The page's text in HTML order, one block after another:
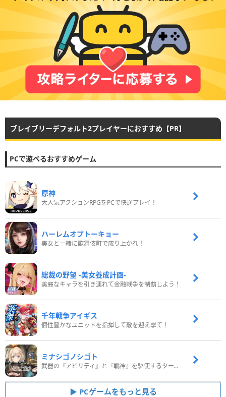
ブレイブリーデフォルト2プレイヤーにおすすめ【PR】
PCで遊べるおすすめゲーム
原神
大人気アクションRPGをPCで快適プレイ！
ハーレムオブトーキョー
美女と一緒に歌舞伎町で成り上がれ！
総裁の野望 -美女養成計画-
美麗なキャラを引き連れて金融戦争を制覇しよう！
千年戦争アイギス
個性豊かなユニットを指揮して敵を迎え撃て！
ミナシゴノシゴト
武器の『アビリティ』と『戦神』を駆使するターン制コマンドバトルRPG！
PCゲームをもっと見る